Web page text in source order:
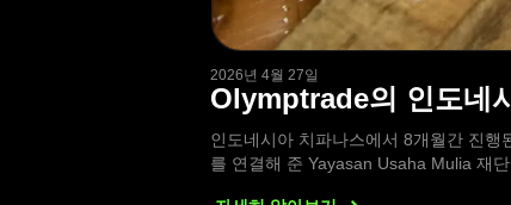
2026년 4월 27일
Olymptrade의 인도네
인도네시아 치파나스에서 8개월간 진
를 연결해 준 Yayasan Usaha Mulia 재